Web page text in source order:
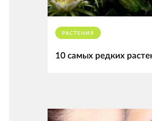
РАСТЕНИЯ
10 самых редких